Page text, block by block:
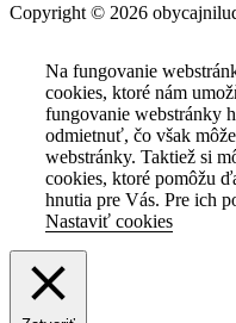
Copyright © 2026
Na fungovanie
cookies, ktoré nám
fungovanie webstránky
odmietnuť, čo však
webstránky. Taktiež si
cookies, ktoré pomôžu
hnutia pre Vás. Pre ich
Nastaviť cookies